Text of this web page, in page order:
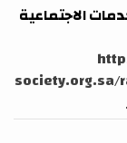
الاجتماعية